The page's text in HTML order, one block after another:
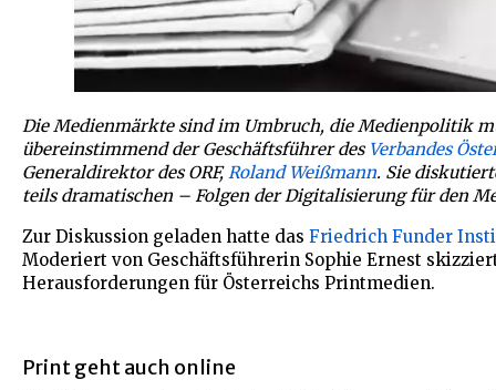
Die Medienmärkte sind im Umbruch, die Medienpolitik
übereinstimmend der Geschäftsführer des Verbandes
Generaldirektor des ORF,Roland Weißmann. Sie
teils dramatischen – Folgen der Digitalisierung für den
Zur Diskussion geladen hatte das Friedrich Funder
Moderiert von Geschäftsführerin Sophie Ernest
Herausforderungen für Österreichs Printmedien.
Print geht auch online